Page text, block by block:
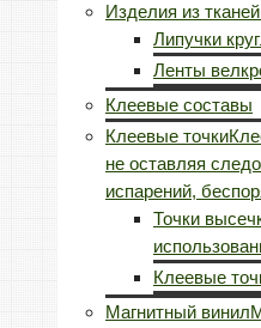
Изделия из
Липучки
Ленты
Клеевые составы
Клеевые точки
не оставляя
испарений,
Точки
Клеевые
Магнитный винил